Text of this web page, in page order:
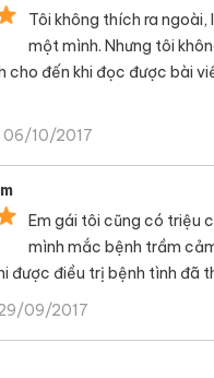
Tôi không thích ra ngoài,
một mình. Nhưng tôi
cho đến khi đọc được bài
06/10/2017
Em gái tôi cũng có triệu
mình mắc bệnh trầm
được điều trị bệnh tình đã
09/2017